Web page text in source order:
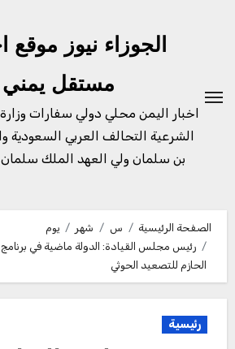
الجوزاء نيوز موقع
مستقل يمني
اخبار اليمن محلي دولي سفارات
الشرعية التحالف العربي السعودية
بن سلمان ولي العهد الملك سلمان
الصفحة الرئيسية س شهر
يوم
رئيس مجلس القيادة: الدولة ماضية في برنامج
الحازم للتصعيد الحوثي
رئيسية